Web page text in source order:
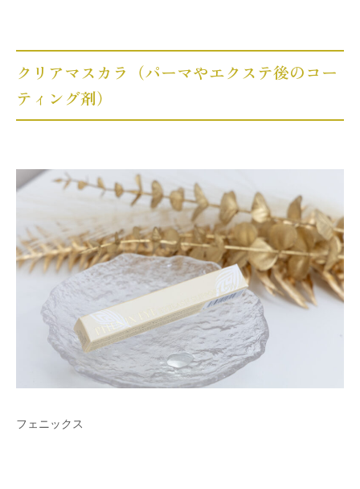
クリアマスカラ（パーマやエクステ後のコー
ティング剤）
フェニックス